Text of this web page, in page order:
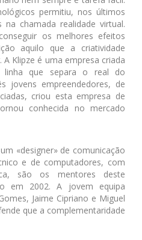
permitiu, nos últimos
na chamada realidade virtual.
os melhores efeitos
aquilo que a criatividade
Klipze é uma empresa criada
que separa o real do
jovens empreendedores, de
criou esta empresa de
conhecida no mercado
«designer» de comunicação
e de computadores, com
são os mentores deste
em 2002. A jovem equipa
Jaime Cipriano e Miguel
que a complementaridade